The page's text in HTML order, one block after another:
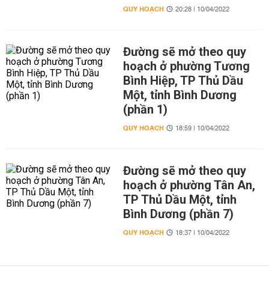
QUY HOẠCH 20:28 | 10/04/2022
Đường sẽ mở theo quy
hoạch ở phường Tương
Bình Hiệp, TP Thủ Dầu
Một, tỉnh Bình Dương
(phần 1)
QUY HOẠCH 18:59 | 10/04/2022
Đường sẽ mở theo quy
hoạch ở phường Tân An,
TP Thủ Dầu Một, tỉnh
Bình Dương (phần 7)
QUY HOẠCH 18:37 | 10/04/2022